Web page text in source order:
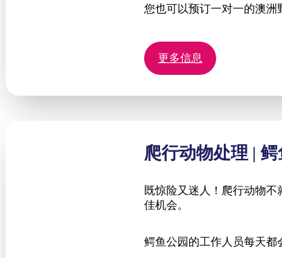
您也可以预订一对一的澳
更多信息
爬行动物处理 | 鳄
既惊险又迷人！爬行动物
佳机会。
鳄鱼公园的工作人员每天都